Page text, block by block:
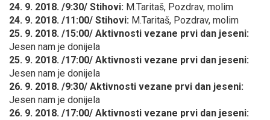
24. 9. 2018. /9:30/ Stihovi: M.Taritaš, Pozdrav, molim
24. 9. 2018. /11:00/ Stihovi: M.Taritaš, Pozdrav, molim
25. 9. 2018. /15:00/ Aktivnosti vezane prvi dan jeseni:
Jesen nam je donijela
25. 9. 2018. /17:00/ Aktivnosti vezane prvi dan jeseni:
Jesen nam je donijela
26. 9. 2018. /9:30/ Aktivnosti vezane prvi dan jeseni:
Jesen nam je donijela
26. 9. 2018. /17:00/ Aktivnosti vezane prvi dan jeseni: